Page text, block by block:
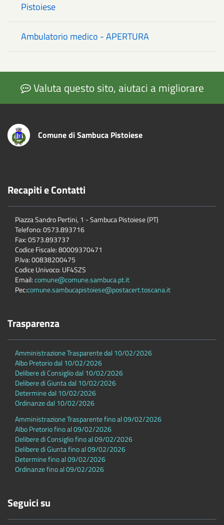
Pistoiese
Ambulatorio medico - APERTURA
Valuta questo sito, aiutaci a migliorare
Comune di Sambuca Pistoiese
Recapiti e Contatti
Piazza Sandro Pertini, 1 - Sambuca Pistoiese (PT)
Telefono: 0573.893716
Fax: 0573.893737
Codice Fiscale: 80009370471
P.Iva: 00838200475
Codice Univoco: UF4SZS
Email:comune@comune.sambuca.pt.it
Pec:comune.sambucapistoiese@postacert.toscana.it
Trasparenza
Amministrazione Trasparente dal 10/02/2026
Albo Pretorio dal 10/02/2026
Delibere di Consiglio dal 10/02/2026
Delibere di Giunta dal 10/02/2026
Determine dal 10/02/2026
Ordinanze dal 10/02/2026
Amministrazione Trasparente fino al 09/02/2026
Albo Pretorio fino al 09/02/2026
Delibere di Consiglio fino al 09/02/2026
Delibere di Giunta fino al 09/02/2026
Determine fino al 09/02/2026
Ordinanze fino al 09/02/2026
Seguici su